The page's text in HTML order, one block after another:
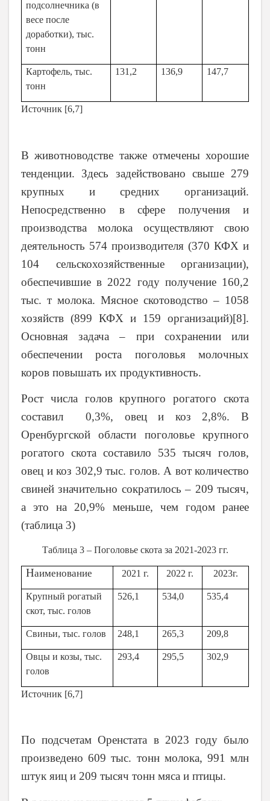
подсолнечника (в
весе после
доработки), тыс.
тонн
Картофель, тыс.
тонн
131,2 136,9 147,7
Источник [6,7]
В животноводстве также отмечены хорошие
тенденции. Здесь задействовано свыше 279
крупных и средних организаций.
Непосредственно в сфере получения и
производства молока осуществляют свою
деятельность 574 производителя (370 КФХ и
104 сельскохозяйственные организации),
обеспечившие в 2022 году получение 160,2
тыс. т молока. Мясное скотоводство – 1058
хозяйств (899 КФХ и 159 организаций)[8].
Основная задача – при сохранении или
обеспечении роста поголовья молочных
коров повышать их продуктивность.
Рост числа голов крупного рогатого скота
составил 0,3%, овец и коз 2,8%. В
Оренбургской области поголовье крупного
рогатого скота составило 535 тысяч голов,
овец и коз 302,9 тыс. голов. А вот количество
свиней значительно сократилось – 209 тысяч,
а это на 20,9% меньше, чем годом ранее
(таблица 3)
Таблица 3 – Поголовье скота за 2021-2023 гг.
Наименование 2021 г. 2022 г. 2023г.
Крупный рогатый
скот, тыс. голов
526,1 534,0 535,4
Свиньи, тыс. голов 248,1 265,3 209,8
Овцы и козы, тыс.
голов
293,4 295,5 302,9
Источник [6,7]
По подсчетам Оренстата в 2023 году было
произведено 609 тыс. тонн молока, 991 млн
штук яиц и 209 тысяч тонн мяса и птицы.